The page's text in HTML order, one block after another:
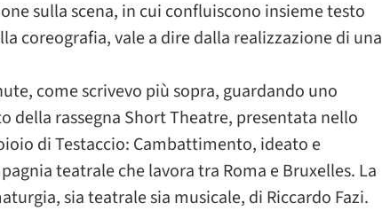
sulla scena, in cui confluiscono insieme testo
coreografia, vale a dire dalla realizzazione di una
come scrivevo più sopra, guardando uno
della rassegna Short Theatre, presentata nello
di Testaccio: Cambattimento, ideato e
teatrale che lavora tra Roma e Bruxelles. La
sia teatrale sia musicale, di Riccardo Fazi.